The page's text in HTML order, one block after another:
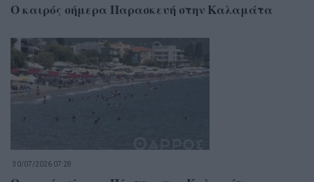
Ο καιρός σήμερα Παρασκευή στην Καλαμάτα
30/07/2026 07:28